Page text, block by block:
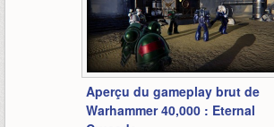
Aperçu du gameplay brut de
Warhammer 40,000 : Eternal